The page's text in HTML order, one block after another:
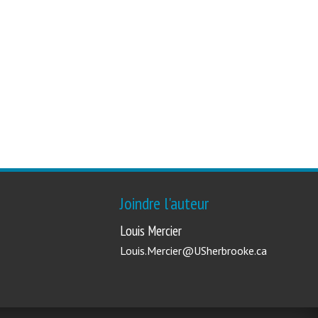
Joindre l'auteur
Louis Mercier
Louis.Mercier@USherbrooke.ca